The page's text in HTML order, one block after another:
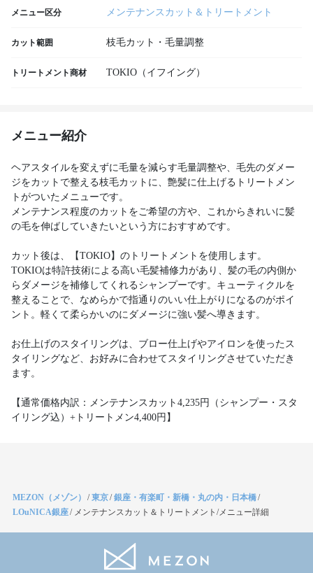
メニュー区分 メンテナンスカット＆トリートメント
カット範囲 枝毛カット・毛量調整
トリートメント商材 TOKIO（イフイング）
メニュー紹介
ヘアスタイルを変えずに毛量を減らす毛量調整や、毛先のダメー
ジをカットで整える枝毛カットに、艶髪に仕上げるトリートメン
トがついたメニューです。
メンテナンス程度のカットをご希望の方や、これからきれいに髪
の毛を伸ばしていきたいという方におすすめです。
カット後は、【TOKIO】のトリートメントを使用します。
TOKIOは特許技術による高い毛髪補修力があり、髪の毛の内側か
らダメージを補修してくれるシャンプーです。キューティクルを
整えることで、なめらかで指通りのいい仕上がりになるのがポイ
ント。軽くて柔らかいのにダメージに強い髪へ導きます。
お仕上げのスタイリングは、ブロー仕上げやアイロンを使ったス
タイリングなど、お好みに合わせてスタイリングさせていただき
ます。
【通常価格内訳：メンテナンスカット4,235円（シャンプー・スタ
イリング込）+トリートメン4,400円】
MEZON（メゾン） /東京/銀座・有楽町・新橋・丸の内・日本橋/
LOuNICA銀座/ メンテナンスカット＆トリートメント/メニュー詳細